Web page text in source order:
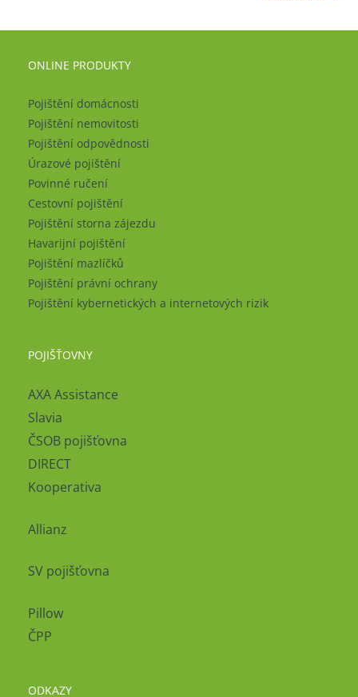
ONLINE PRODUKTY
Pojištění domácnosti
Pojištění nemovitosti
Pojištění odpovědnosti
Úrazové pojištění
Povinné ručení
Cestovní pojištění
Pojištění storna zájezdu
Havarijní pojištění
Pojištění mazlíčků
Pojištění právní ochrany
Pojištění kybernetických a internetových rizik
POJIŠŤOVNY
AXA Assistance
Slavia
ČSOB pojišťovna
DIRECT
Kooperativa
Allianz
SV pojišťovna
Pillow
ČPP
ODKAZY